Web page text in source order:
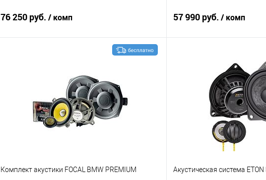
76 250 руб. / комп
В избранное
57 990 руб. / комп
Сравнение
Комплект акустики FOCAL BMW PREMIUM Акустическая система